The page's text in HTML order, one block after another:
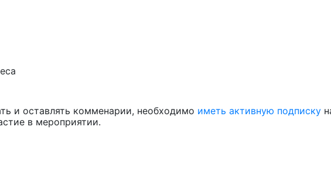
и оставлять комменарии, необходимо иметь активную подписку
в мероприятии.